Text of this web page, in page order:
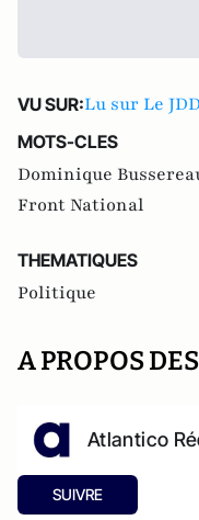
VU SUR:Lu sur Le JDD
MOTS-CLES
Dominique
Front National
THEMATIQUES
Politique
A PROPOS
Atlantico
SUIVRE